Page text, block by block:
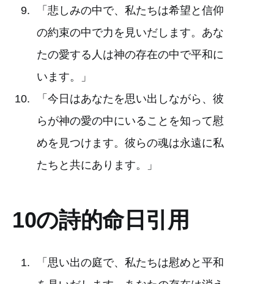
「悲しみの中で、私たちは希望と信仰
の約束の中で力を見いだします。あな
たの愛する人は神の存在の中で平和に
います。」
「今日はあなたを思い出しながら、彼
らが神の愛の中にいることを知って慰
めを見つけます。彼らの魂は永遠に私
たちと共にあります。」
10の詩的命日引用
「思い出の庭で、私たちは慰めと平和